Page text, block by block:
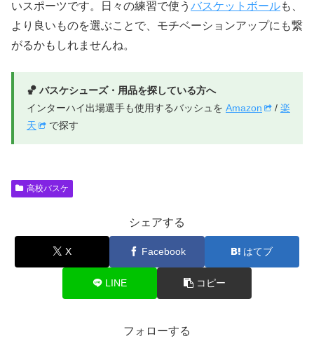
いスポーツです。日々の練習で使う バスケットボールも、
より良いものを選ぶことで、モチベーションアップにも繋
がるかもしれませんね。
🏀 バスケシューズ・用品を探している方へ
インターハイ出場選手も使用するバッシュを Amazon / 楽
天
で探す
高校バスケ
シェアする
X Facebook はてブ
LINE コピー
フォローする